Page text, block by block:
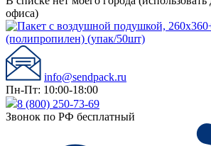
офиса)
info@sendpack.ru
Пн-Пт: 10:00-18:00
8 (800) 250-73-69
Звонок по РФ бесплатный